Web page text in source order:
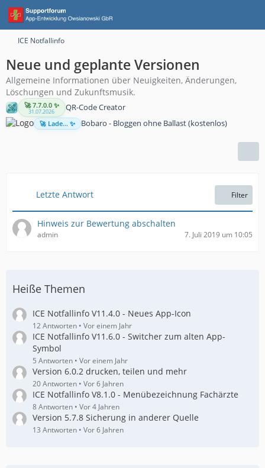
ICE Notfallinfo
Neue und geplante Versionen
Allgemeine Informationen über Neuigkeiten, Änderungen,
Löschungen und Zukunftsmusik.
🚀 7.7.0.0 ✨
31.07.2026 QR-Code Creator
🚀 Lade... ✨ Bobaro - Bloggen ohne Ballast (kostenlos)
Letzte Antwort Filter
Hinweis zur Bewertung abschalten
admin 7. Juli 2019 um 10:05
Heiße Themen
ICE Notfallinfo V11.4.0 - Neues App-Icon
12 Antworten Vor einem Jahr
ICE Notfallinfo V11.6.0 - Switcher zum alten App-
Symbol
5 Antworten Vor einem Jahr
Version 6.0.2 drucken, teilen und mehr
20 Antworten Vor 6 Jahren
ICE Notfallinfo V8.1.0 - Menübezeichnung Fachärzte
8 Antworten Vor 4 Jahren
Version 5.7.8 Sicherung in anderer Quelle
13 Antworten Vor 6 Jahren